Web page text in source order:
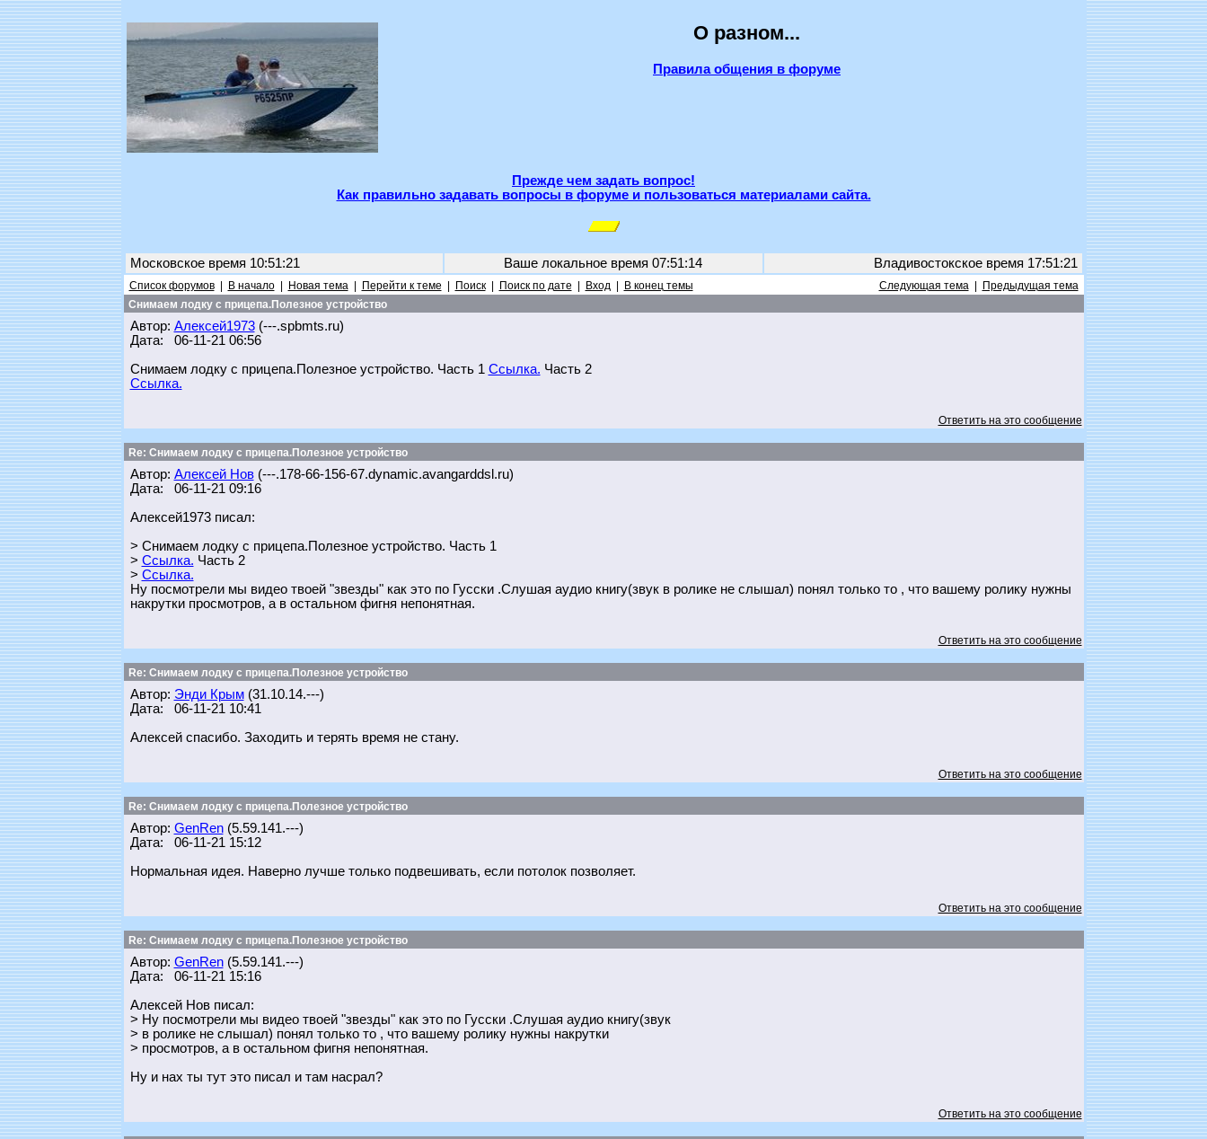
О разном...
Правила общения в форуме
Прежде чем задать вопрос!
Как правильно задавать вопросы в форуме и пользоваться материалами сайта.
Московское время 10:51:21 Ваше локальное время 07:51:14 Владивостокское время 17:51:21
Список форумов| В начало| Новая тема| Перейти к теме Поиск| Поиск по дате Вход| В конец темы Следующая тема|
Предыдущая тема
Снимаем лодку с прицепа.Полезное устройство
Автор: Алексей1973(---.spbmts.ru)
Дата: 06-11-21 06:56
Снимаем лодку с прицепа.Полезное устройство. Часть 1 Ссылка. Часть 2
Ссылка.
Ответить на это сообщение
Re: Снимаем лодку с прицепа.Полезное устройство
Автор: Алексей Нов(---.178-66-156-67.dynamic.avangarddsl.ru)
Дата: 06-11-21 09:16
Алексей1973 писал:
> Снимаем лодку с прицепа.Полезное устройство. Часть 1
> Ссылка. Часть 2
> Ссылка.
Ну посмотрели мы видео твоей "звезды" как это по Гусски .Слушая аудио книгу(звук в ролике не слышал) понял только то , что вашему ролику нужны
накрутки просмотров, а в остальном фигня непонятная.
Ответить на это сообщение
Re: Снимаем лодку с прицепа.Полезное устройство
Автор: Энди Крым(31.10.14.---)
Дата: 06-11-21 10:41
Алексей спасибо. Заходить и терять время не стану.
Ответить на это сообщение
Re: Снимаем лодку с прицепа.Полезное устройство
Автор: GenRen(5.59.141.---)
Дата: 06-11-21 15:12
Нормальная идея. Наверно лучше только подвешивать, если потолок позволяет.
Ответить на это сообщение
Re: Снимаем лодку с прицепа.Полезное устройство
Автор: GenRen(5.59.141.---)
Дата: 06-11-21 15:16
Алексей Нов писал:
> Ну посмотрели мы видео твоей "звезды" как это по Гусски .Слушая аудио книгу(звук
> в ролике не слышал) понял только то , что вашему ролику нужны накрутки
> просмотров, а в остальном фигня непонятная.
Ну и нах ты тут это писал и там насрал?
Ответить на это сообщение